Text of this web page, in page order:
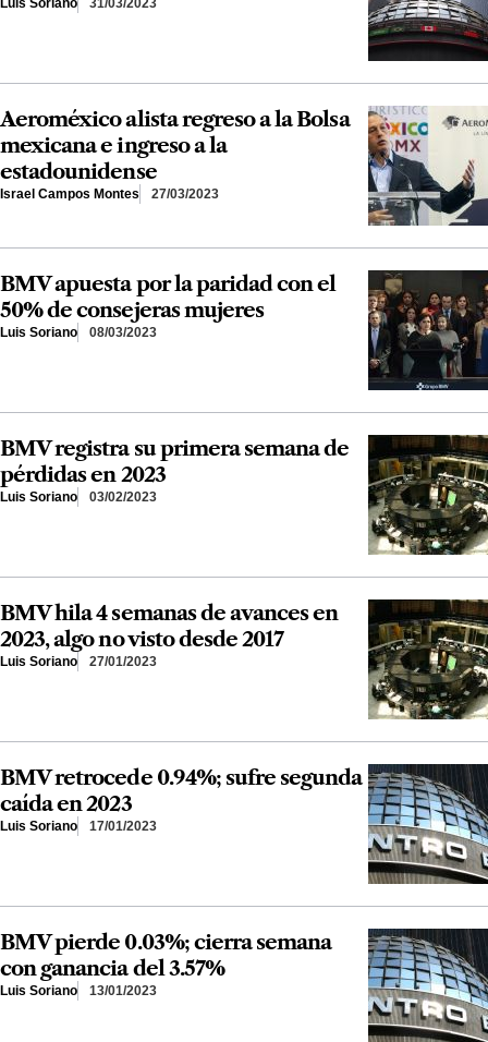
Luis Soriano 31/03/2023
Aeroméxico alista regreso a la Bolsa
mexicana e ingreso a la
estadounidense
Israel Campos Montes 27/03/2023
BMV apuesta por la paridad con el
50% de consejeras mujeres
Luis Soriano 08/03/2023
BMV registra su primera semana de
pérdidas en 2023
Luis Soriano 03/02/2023
BMV hila 4 semanas de avances en
2023, algo no visto desde 2017
Luis Soriano 27/01/2023
BMV retrocede 0.94%; sufre segunda
caída en 2023
Luis Soriano 17/01/2023
BMV pierde 0.03%; cierra semana
con ganancia del 3.57%
Luis Soriano 13/01/2023